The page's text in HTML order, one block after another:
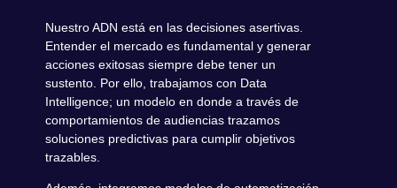
Nuestro ADN está en las decisiones asertivas.
Entender el mercado es fundamental y generar
acciones exitosas siempre debe tener un
sustento. Por ello, trabajamos con Data
Intelligence; un modelo en donde a través de
comportamientos de audiencias trazamos
soluciones predictivas para cumplir objetivos
trazables.